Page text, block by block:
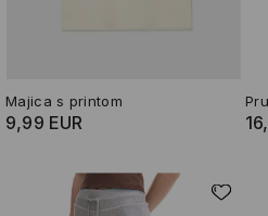
Majica s printom
9,99 EUR